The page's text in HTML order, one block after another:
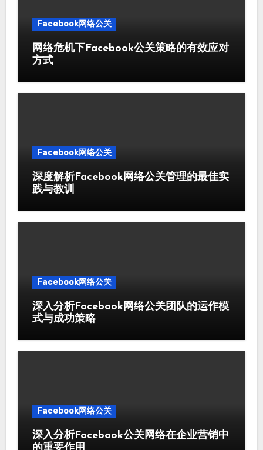
Facebook网络公关
网络危机下Facebook公关策略的有效应对
方式
Facebook网络公关
深度解析Facebook网络公关管理的最佳实
践与教训
Facebook网络公关
深入分析Facebook网络公关团队的运作模
式与成功策略
Facebook网络公关
深入分析Facebook公关网络在企业营销中